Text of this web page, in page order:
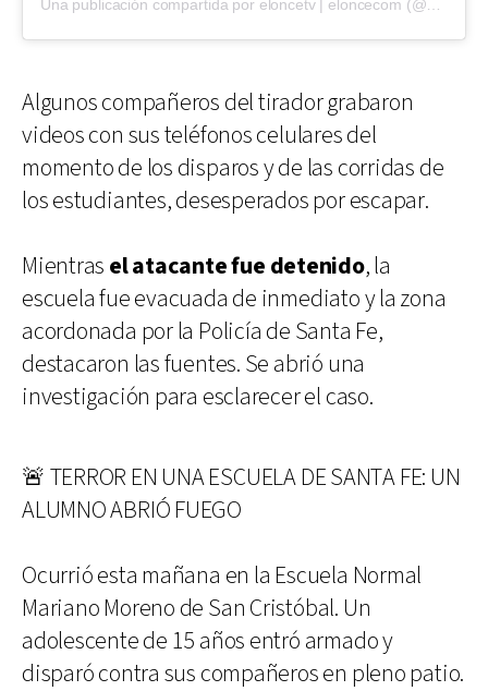
Algunos compañeros del tirador grabaron
videos con sus teléfonos celulares del
momento de los disparos y de las corridas de
los estudiantes, desesperados por escapar.
Mientras el atacante fue detenido, la
escuela fue evacuada de inmediato y la zona
acordonada por la Policía de Santa Fe,
destacaron las fuentes. Se abrió una
investigación para esclarecer el caso.
🚨 TERROR EN UNA ESCUELA DE SANTA FE: UN
ALUMNO ABRIÓ FUEGO
Ocurrió esta mañana en la Escuela Normal
Mariano Moreno de San Cristóbal. Un
adolescente de 15 años entró armado y
disparó contra sus compañeros en pleno patio.